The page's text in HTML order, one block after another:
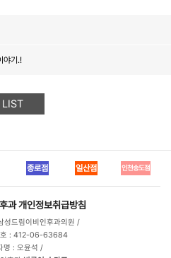
야기.!
LIST
종로점 일산점 인천송도점
과 개인정보취급방침
성드림이비인후과의원 /
호 : 412-06-63684
명 : 오윤석 /